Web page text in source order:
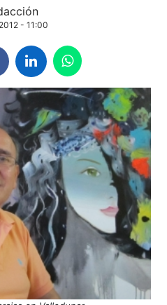
- 11:00